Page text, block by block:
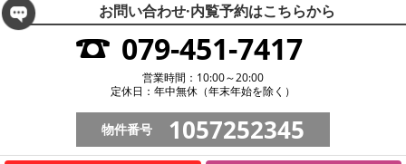
お問い合わせ·内覧予約はこちらから
079-451-7417
営業時間：10:00～20:00
定休日：年中無休（年末年始を除く）
物件番号 1057252345